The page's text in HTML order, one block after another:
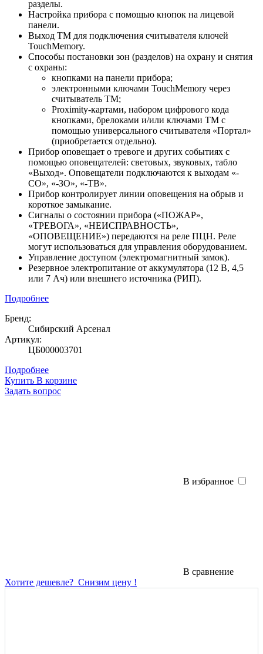
разделы.
Настройка прибора с помощью кнопок на лицевой
панели.
Выход ТМ для подключения считывателя ключей
TouchMemory.
Способы постановки зон (разделов) на охрану и снятия
с охраны:
кнопками на панели прибора;
электронными ключами TouchMemory через
считыватель ТМ;
Proximity-картами, набором цифрового кода
кнопками, брелоками и/или ключами ТМ с
помощью универсального считывателя «Портал»
(приобретается отдельно).
Прибор оповещает о тревоге и других событиях с
помощью оповещателей: световых, звуковых, табло
«Выход». Оповещатели подключаются к выходам «-
СО», «-ЗО», «-ТВ».
Прибор контролирует линии оповещения на обрыв и
короткое замыкание.
Сигналы о состоянии прибора («ПОЖАР»,
«ТРЕВОГА», «НЕИСПРАВНОСТЬ»,
«ОПОВЕЩЕНИЕ») передаются на реле ПЦН. Реле
могут использоваться для управления оборудованием.
Управление доступом (электромагнитный замок).
Резервное электропитание от аккумулятора (12 В, 4,5
или 7 Ач) или внешнего источника (РИП).
Подробнее
Бренд:
Сибирский Арсенал
Артикул:
ЦБ000003701
Подробнее
Купить В корзине
Задать вопрос
В избранное
В сравнение
Хотите дешевле? Снизим цену !